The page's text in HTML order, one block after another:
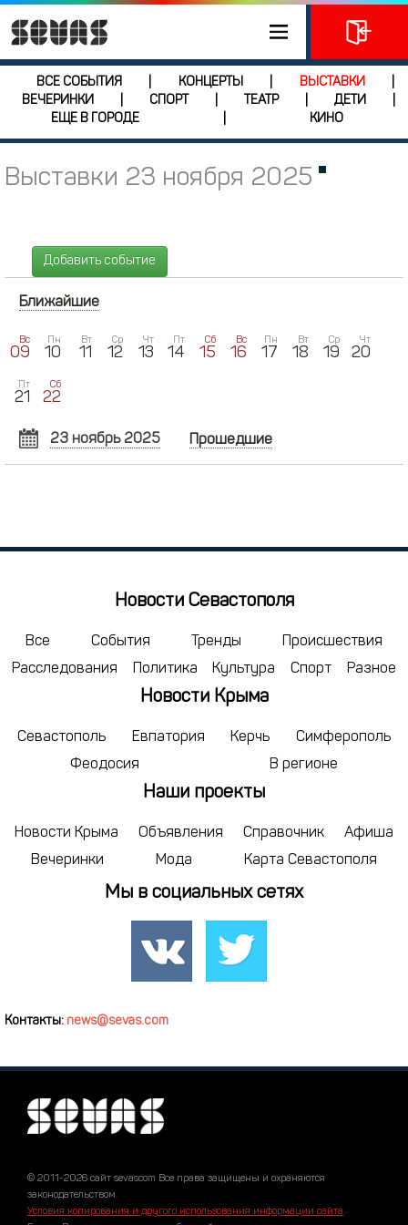
ВСЕ СОБЫТИЯ КОНЦЕРТЫ ВЫСТАВКИ
ВЕЧЕРИНКИ
СПОРТ ТЕАТР ДЕТИ
ЕЩЕ В ГОРОДЕ
КИНО
Выставки 23 ноября 2025
Добавить событие
Ближайшие
Вс
09
Пн
10
Вт
11
Ср
12
Чт
13
Пт
14
Сб
15
Вс
16
Пн
17
Вт
18
Ср
19
Чт
20
Пт
21
Сб
22
23 ноябрь 2025
НОЯБРЬ 2025
3 4 5 6 7 8 9
19 20 21
24 25 26 27 29 30
1 2 3 5 6 7
Прошедшие
Новости Севастополя
Все События Тренды
Происшествия
Расследования
Политика Культура Спорт Разное
Новости Крыма
Севастополь Евпатория Керчь
Симферополь
Феодосия
В регионе
Наши проекты
Новости Крыма Объявления Справочник
Афиша
Вечеринки
Мода Карта Севастополя
Мы в социальных сетях
Контакты: news@sevas.com
© 2011-2026 сайт sevascom Все права защищены и охраняются
законодательством.
Условия копирования и другого использования информации сайта.